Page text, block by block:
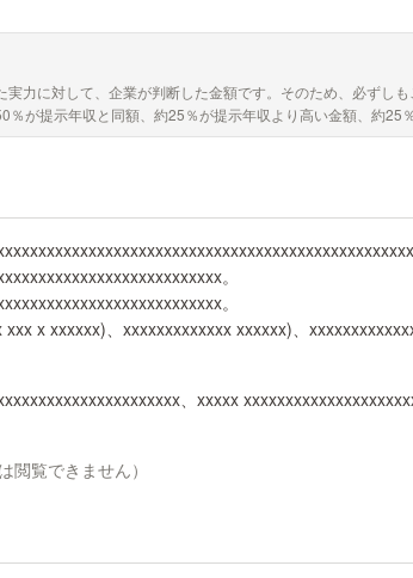
力に対して、企業が判断した金額です。そのため、必ずし
％が提示年収と同額、約25％が提示年収より高い金額、約25
。
。
x xxxxxx)、xxxxxxxxxxxxx xxxxxx)、
、xxxxx
閲覧できません）